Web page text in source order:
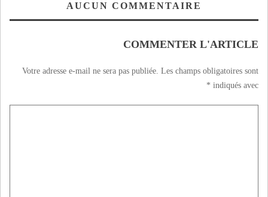
AUCUN COMMENTAIRE
COMMENTER L'ARTICLE
Votre adresse e-mail ne sera pas publiée. Les champs obligatoires sont
indiqués avec
*